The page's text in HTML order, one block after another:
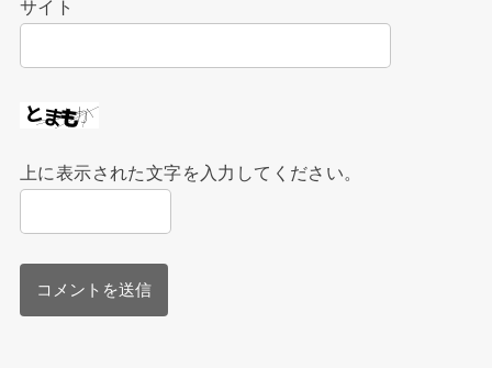
サイト
上に表示された文字を入力してください。